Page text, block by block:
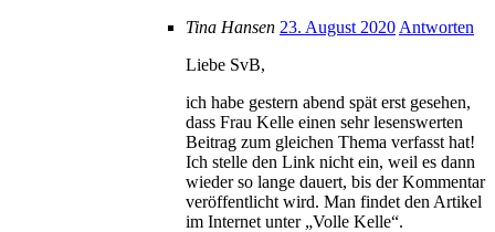
Tina Hansen 23. August 2020 Antworten
Liebe SvB,
ich habe gestern abend spät erst gesehen,
dass Frau Kelle einen sehr lesenswerten
Beitrag zum gleichen Thema verfasst hat!
Ich stelle den Link nicht ein, weil es dann
wieder so lange dauert, bis der Kommentar
veröffentlicht wird. Man findet den Artikel
im Internet unter „Volle Kelle“.